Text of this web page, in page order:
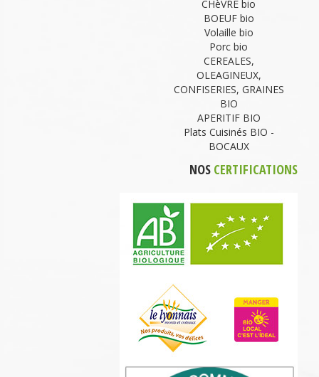
CHèVRE bio
BOEUF bio
Volaille bio
Porc bio
CEREALES,
OLEAGINEUX,
CONFISERIES, GRAINES
BIO
APERITIF BIO
Plats Cuisinés BIO -
BOCAUX
NOS CERTIFICATIONS